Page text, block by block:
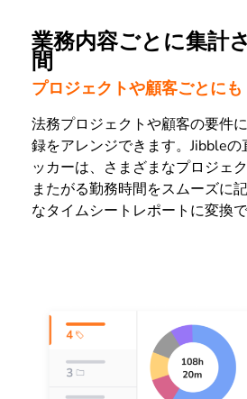
業務内容ごとに集計
間
プロジェクトや顧客ごとにも
法務プロジェクトや顧客の要件
録をアレンジできます。Jibble
ッカーは、さまざまなプロジェ
またがる勤務時間をスムーズに
なタイムシートレポートに変換で